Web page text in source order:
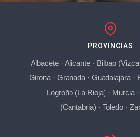
PROVINCIAS
Albacete· Alicante· Bilbao
Girona· Granada· Guadalajara·
Logroño (La Rioja) · Murcia·
(Cantabria) ·Toledo ·